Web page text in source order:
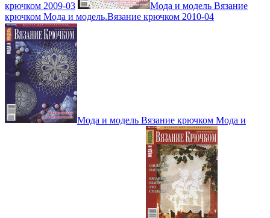
крючком 2009-03
Мода и модель Вязание
крючком Мода и модель.Вязание крючком 2010-04
Мода и модель Вязание крючком Мода и